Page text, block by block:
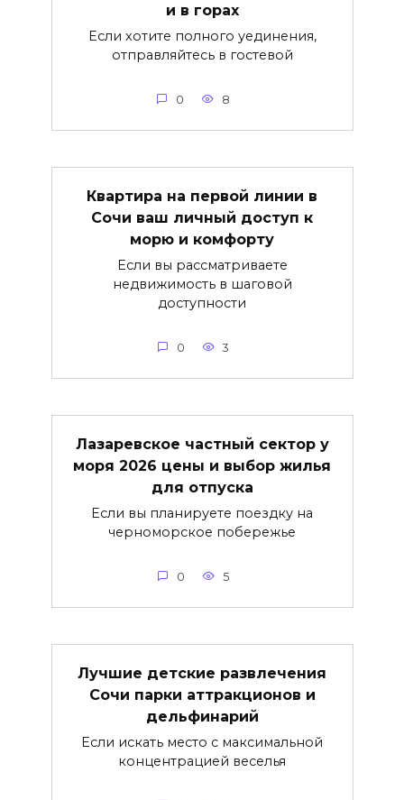
и в горах
Если хотите полного уединения,
отправляйтесь в гостевой
0 8
Квартира на первой линии в
Сочи ваш личный доступ к
морю и комфорту
Если вы рассматриваете
недвижимость в шаговой
доступности
0 3
Лазаревское частный сектор у
моря 2026 цены и выбор жилья
для отпуска
Если вы планируете поездку на
черноморское побережье
0 5
Лучшие детские развлечения
Сочи парки аттракционов и
дельфинарий
Если искать место с максимальной
концентрацией веселья